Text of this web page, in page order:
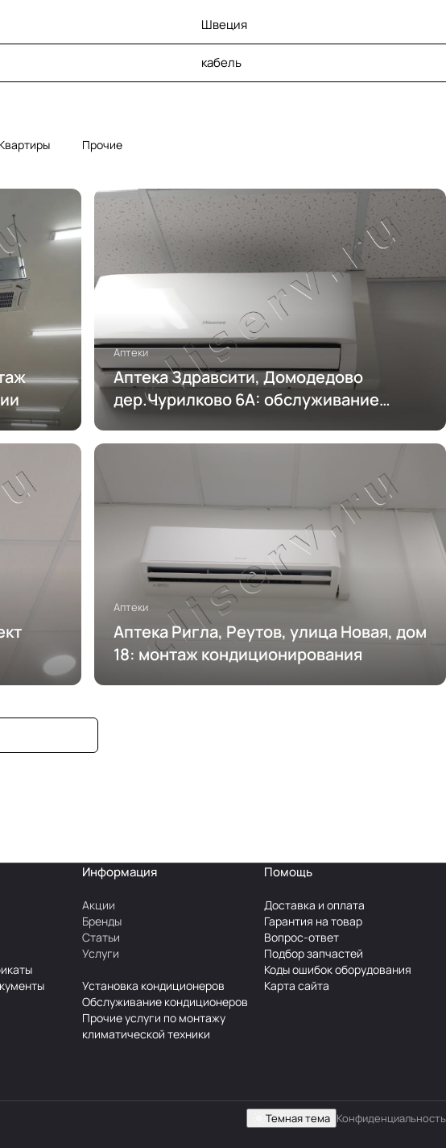
Швеция
кабель
Квартиры Прочие
Аптеки
Аптека Здравсити, Домодедово
дер.Чурилково 6А: обслуживание
Аптеки
Аптека Ригла, Реутов, улица Новая, дом
18: монтаж кондиционирования
Информация
Акции
Бренды
Статьи
Услуги
Установка кондиционеров
Обслуживание кондиционеров
Прочие услуги по монтажу
климатической техники
Помощь
Доставка и оплата
Гарантия на товар
Вопрос-ответ
Подбор запчастей
Коды ошибок оборудования
Карта сайта
Темная тема Конфиденциальность